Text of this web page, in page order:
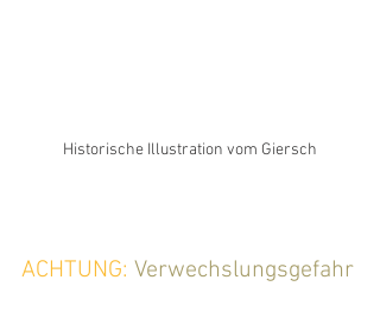
Historische Illustration vom Giersch
ACHTUNG: Verwechslungsgefahr